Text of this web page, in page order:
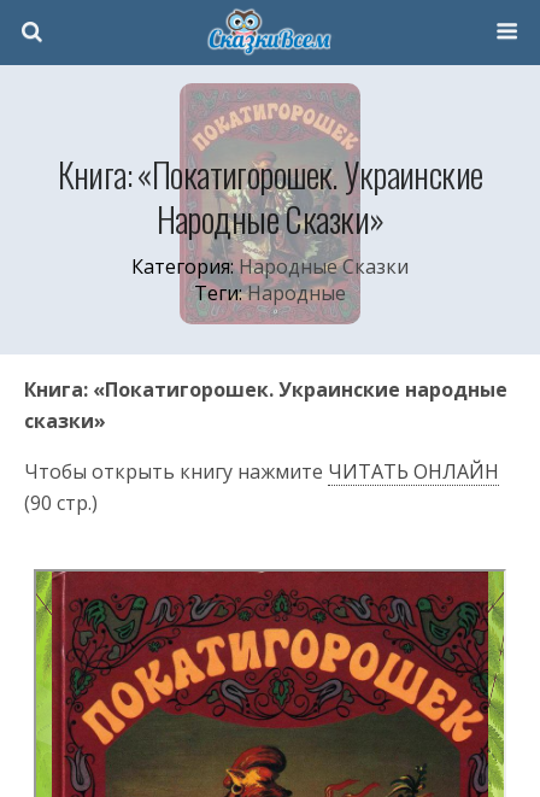
Книга: «Покатигорошек. Украинские
Народные Сказки»
Категория:Народные Сказки
Теги:Народные
Книга: «Покатигорошек. Украинские народные
сказки»
Чтобы открыть книгу нажмите ЧИТАТЬ ОНЛАЙН
(90 стр.)